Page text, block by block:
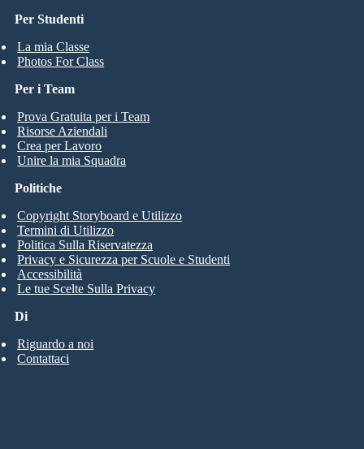
Per Studenti
La mia Classe
Photos For Class
Per i Team
Prova Gratuita per i Team
Risorse Aziendali
Crea per Lavoro
Unire la mia Squadra
Di
Riguardo a noi
Contattaci
Politiche
Copyright Storyboard e Utilizzo
Termini di Utilizzo
Politica Sulla Riservatezza
Privacy e Sicurezza per Scuole e Studenti
Accessibilità
Le tue Scelte Sulla Privacy